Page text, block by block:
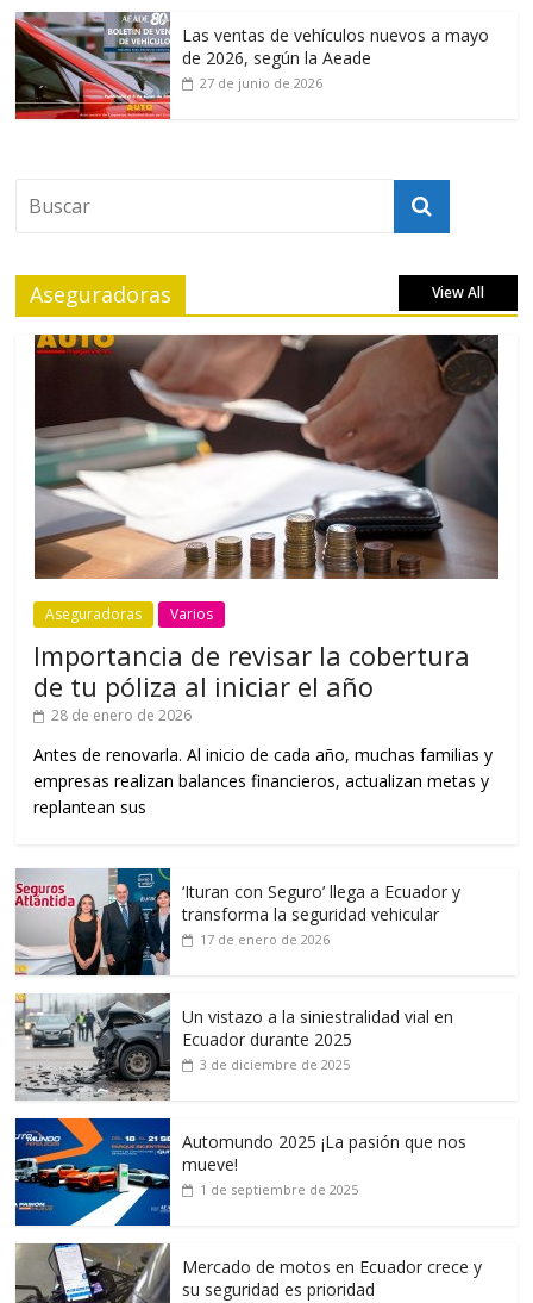
Las ventas de vehículos nuevos a mayo
de 2026, según la Aeade
27 de junio de 2026
Aseguradoras View All
Aseguradoras Varios
Importancia de revisar la cobertura
de tu póliza al iniciar el año
28 de enero de 2026
Antes de renovarla. Al inicio de cada año, muchas familias y
empresas realizan balances financieros, actualizan metas y
replantean sus
‘Ituran con Seguro’ llega a Ecuador y
transforma la seguridad vehicular
17 de enero de 2026
Un vistazo a la siniestralidad vial en
Ecuador durante 2025
3 de diciembre de 2025
Automundo 2025 ¡La pasión que nos
mueve!
1 de septiembre de 2025
Mercado de motos en Ecuador crece y
su seguridad es prioridad